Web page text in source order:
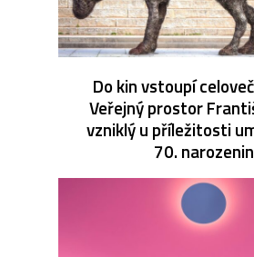
Do kin vstoupí
Veřejný prostor
vzniklý u příležitosti
70. narozenin